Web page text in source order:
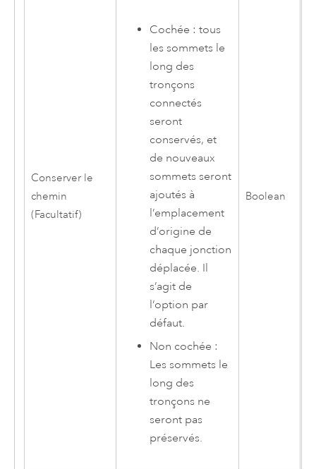
Conserver le
chemin
(Facultatif)
Cochée : tous
les sommets le
long des
tronçons
connectés
seront
conservés, et
de nouveaux
sommets seront
ajoutés à
l’emplacement
d’origine de
chaque jonction
déplacée. Il
s’agit de
l’option par
défaut.
Non cochée :
Les sommets le
long des
tronçons ne
seront pas
préservés.
Boolean